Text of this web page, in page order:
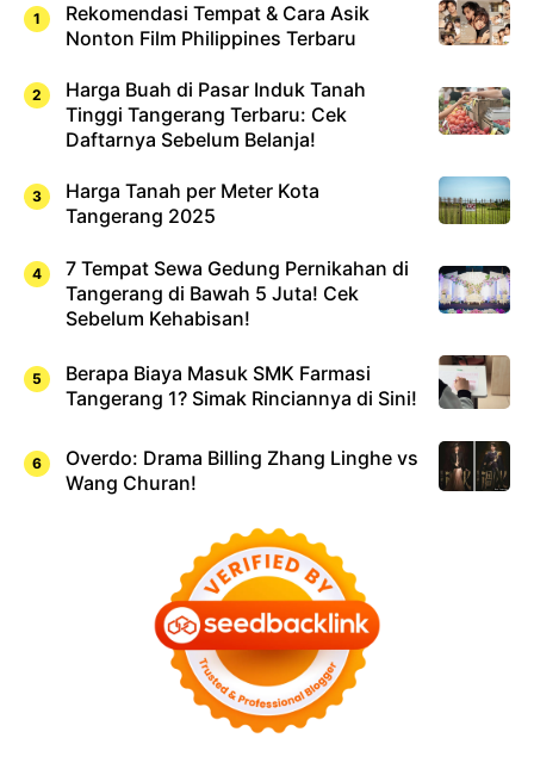
Rekomendasi Tempat & Cara Asik
Nonton Film Philippines Terbaru
Harga Buah di Pasar Induk Tanah
Tinggi Tangerang Terbaru: Cek
Daftarnya Sebelum Belanja!
Harga Tanah per Meter Kota
Tangerang 2025
7 Tempat Sewa Gedung Pernikahan di
Tangerang di Bawah 5 Juta! Cek
Sebelum Kehabisan!
Berapa Biaya Masuk SMK Farmasi
Tangerang 1? Simak Rinciannya di Sini!
Overdo: Drama Billing Zhang Linghe vs
Wang Churan!